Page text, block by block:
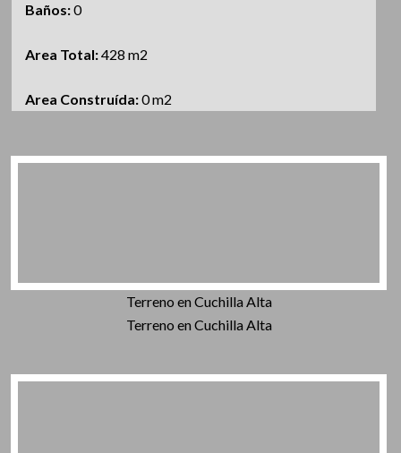
Baños:0
Area Total:428 m2
Area Construída:0 m2
Terreno en Cuchilla Alta
Terreno en Cuchilla Alta